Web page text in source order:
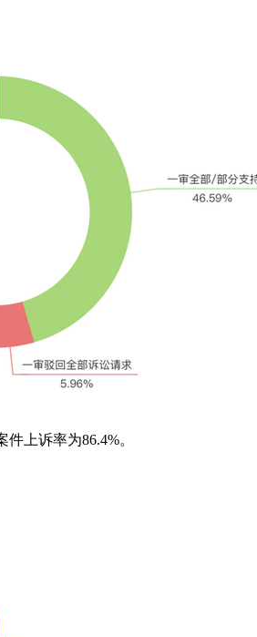
上诉率为86.4%。